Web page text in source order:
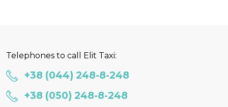
Telephones to call Elit Taxi:
+38 (044) 248-8-248
+38 (050) 248-8-248